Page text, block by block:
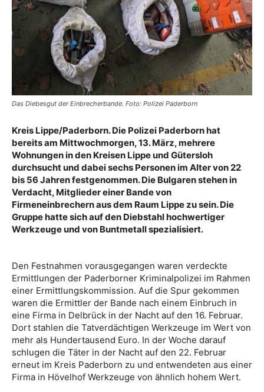
Das Diebesgut der Einbrecherbande. Foto: Polizei Paderborn
Kreis Lippe/Paderborn. Die Polizei Paderborn hat
bereits am Mittwochmorgen, 13. März, mehrere
Wohnungen in den Kreisen Lippe und Gütersloh
durchsucht und dabei sechs Personen im Alter von 22
bis 56 Jahren festgenommen. Die Bulgaren stehen in
Verdacht, Mitglieder einer Bande von
Firmeneinbrechern aus dem Raum Lippe zu sein. Die
Gruppe hatte sich auf den Diebstahl hochwertiger
Werkzeuge und von Buntmetall spezialisiert.
Den Festnahmen vorausgegangen waren verdeckte
Ermittlungen der Paderborner Kriminalpolizei im Rahmen
einer Ermittlungskommission. Auf die Spur gekommen
waren die Ermittler der Bande nach einem Einbruch in
eine Firma in Delbrück in der Nacht auf den 16. Februar.
Dort stahlen die Tatverdächtigen Werkzeuge im Wert von
mehr als Hundertausend Euro. In der Woche darauf
schlugen die Täter in der Nacht auf den 22. Februar
erneut im Kreis Paderborn zu und entwendeten aus einer
Firma in Hövelhof Werkzeuge von ähnlich hohem Wert.